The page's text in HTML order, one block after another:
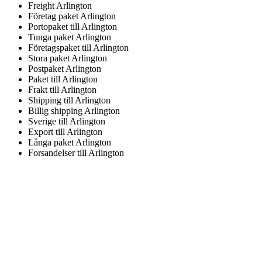
Freight Arlington
Företag paket Arlington
Portopaket till Arlington
Tunga paket Arlington
Företagspaket till Arlington
Stora paket Arlington
Postpaket Arlington
Paket till Arlington
Frakt till Arlington
Shipping till Arlington
Billig shipping Arlington
Sverige till Arlington
Export till Arlington
Långa paket Arlington
Forsandelser till Arlington